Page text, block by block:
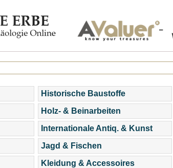
Historische Baustoffe
Holz- & Beinarbeiten
Internationale Antiq. & Kunst
Jagd & Fischen
Kleidung & Accessoires